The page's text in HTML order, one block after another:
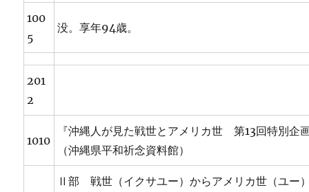
100
5
没。享年94歳。
201
2
1010
『沖縄人が見た戦世とアメリカ世 第13回特別企
（沖縄県平和祈念資料館）
Ⅱ部 戦世（イクサユー）からアメリカ世（ユ